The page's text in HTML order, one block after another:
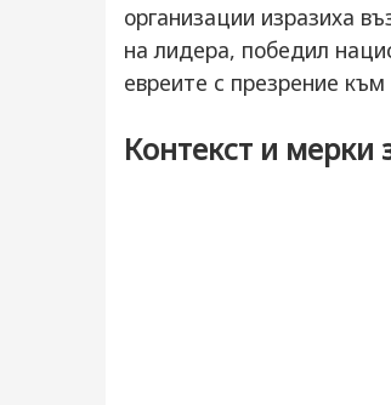
организации изразиха
на лидера, победил
евреите с презрение
Контекст и мерки